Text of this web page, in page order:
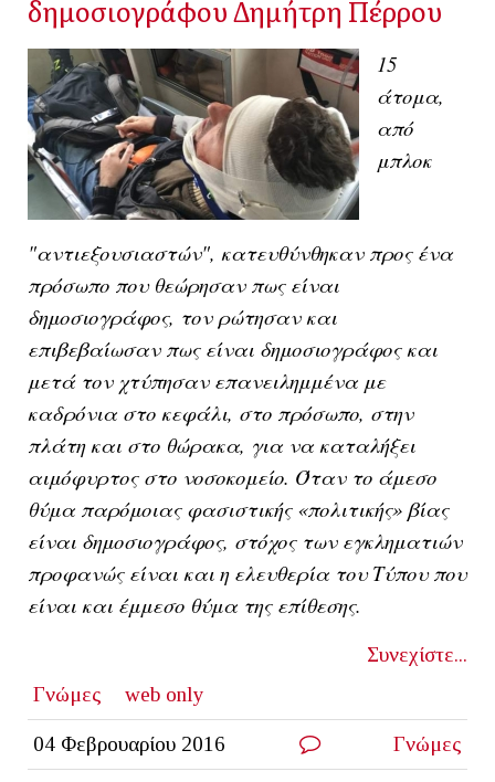
δημοσιογράφου Δημήτρη Πέρρου
15
άτομα,
από
μπλοκ
"αντιεξουσιαστών", κατευθύνθηκαν προς ένα
πρόσωπο που θεώρησαν πως είναι
δημοσιογράφος, τον ρώτησαν και
επιβεβαίωσαν πως είναι δημοσιογράφος και
μετά τον χτύπησαν επανειλημμένα με
καδρόνια στο κεφάλι, στο πρόσωπο, στην
πλάτη και στο θώρακα, για να καταλήξει
αιμόφυρτος στο νοσοκομείο. Όταν το άμεσο
θύμα παρόμοιας φασιστικής «πολιτικής» βίας
είναι δημοσιογράφος, στόχος των εγκληματιών
προφανώς είναι και η ελευθερία του Τύπου που
είναι και έμμεσο θύμα της επίθεσης.
Συνεχίστε...
Γνώμες
web only
04 Φεβρουαρίου 2016 Γνώμες